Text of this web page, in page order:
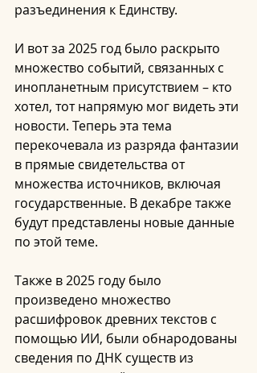
разъединения к Единству.
И вот за 2025 год было раскрыто
множество событий, связанных с
инопланетным присутствием – кто
хотел, тот напрямую мог видеть эти
новости. Теперь эта тема
перекочевала из разряда фантазии
в прямые свидетельства от
множества источников, включая
государственные. В декабре также
будут представлены новые данные
по этой теме.
Также в 2025 году было
произведено множество
расшифровок древних текстов с
помощью ИИ, были обнародованы
сведения по ДНК существ из